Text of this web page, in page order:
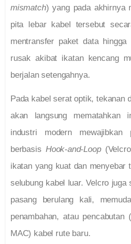
mismatch) yang pada akhirnya
pita lebar kabel tersebut
mentransfer paket data
rusak akibat ikatan kencang
berjalan setengahnya.
Pada kabel serat optik, tekanan
akan langsung mematahkan
industri modern mewajibkan
berbasis Hook-and-Loop
ikatan yang kuat dan menyebar
selubung kabel luar. Velcro juga
pasang berulang kali,
penambahan, atau pencabutan (
MAC) kabel rute baru.